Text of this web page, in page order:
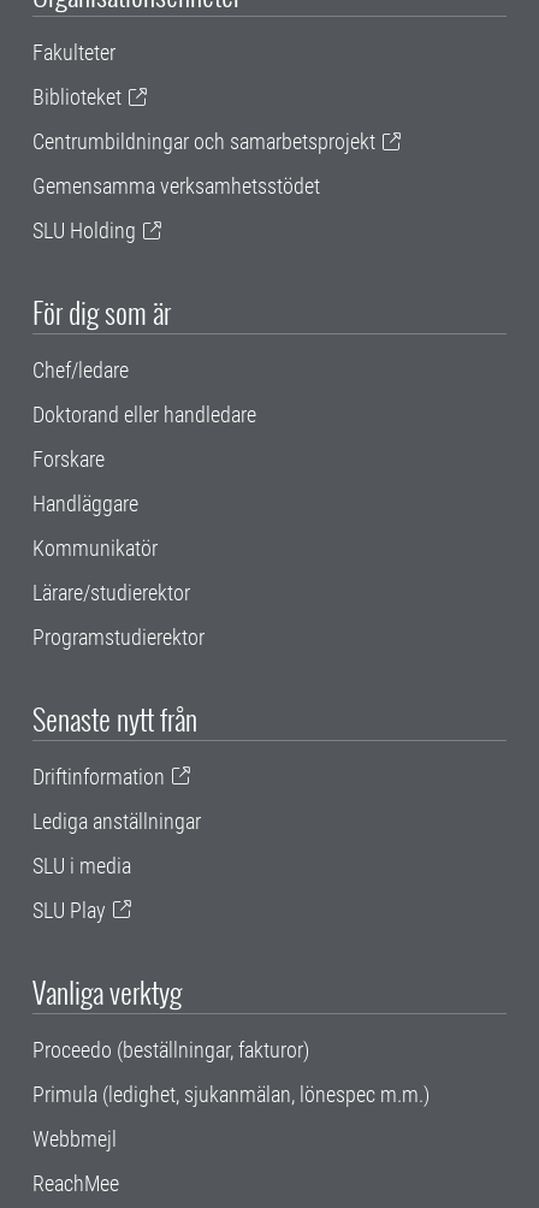
Fakulteter
Biblioteket
Centrumbildningar och samarbetsprojekt
Gemensamma verksamhetsstödet
SLU Holding
För dig som är
Chef/ledare
Doktorand eller handledare
Forskare
Handläggare
Kommunikatör
Lärare/studierektor
Programstudierektor
Senaste nytt från
Driftinformation
Lediga anställningar
SLU i media
SLU Play
Vanliga verktyg
Proceedo (beställningar, fakturor)
Primula (ledighet, sjukanmälan, lönespec m.m.)
Webbmejl
ReachMee